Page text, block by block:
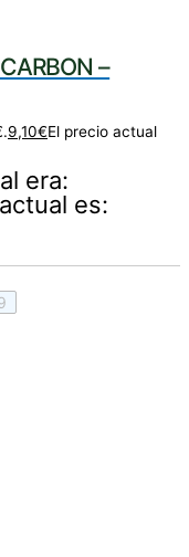
–
9,10€El precio actual
era:
es: